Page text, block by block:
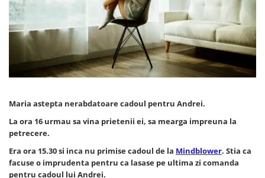
Cadouri Fete
Pentru Copilul din tine
Cadouri Haioase
Cadouri de Casa Noua
Cadouri Majorat
Cadouri pentru Prieteni
Cadouri pentru Sefi
Cel ce are tot
Cani si Termosuri
Jocuri si Puzzle
Produse pentru Calatorie
Seturi de caligrafie
Cadouri Sfantul Alexandru
Cadouri Sfanta Ana
Cadouri Constantin si Elena
Cadouri Sfanta Maria
Maria astepta nerabdatoare cadoul pentru Andrei.
La ora 16 urmau sa vina prietenii ei, sa mearga impreuna la
petrecere.
Era ora 15.30 si inca nu primise cadoul de la Mindblower. Stia ca
facuse o imprudenta pentru ca lasase pe ultima zi comanda
pentru cadoul lui Andrei.